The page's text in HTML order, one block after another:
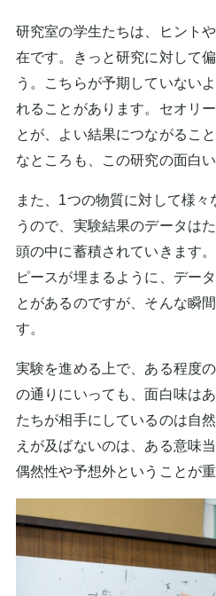
研究室の学生たちは、ヒント
在です。きっと研究に対して
う。こちらが予期していない
れることがあります。セオリ
とが、よい結果につながるこ
なところも、この研究の面白い
また、1つの物質に対して様
うので、実験結果のデータは
頭の中に蓄積されていきます
ピースが埋まるように、デー
とがあるのですが、そんな瞬
す。
実験を進める上で、ある程度
の通りにいっても、面白味は
たちが相手にしているのは自
えが及ばないのは、ある意味
偶然性や予想外ということが